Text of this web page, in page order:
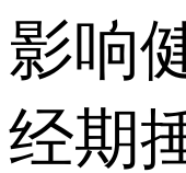
影响
经期